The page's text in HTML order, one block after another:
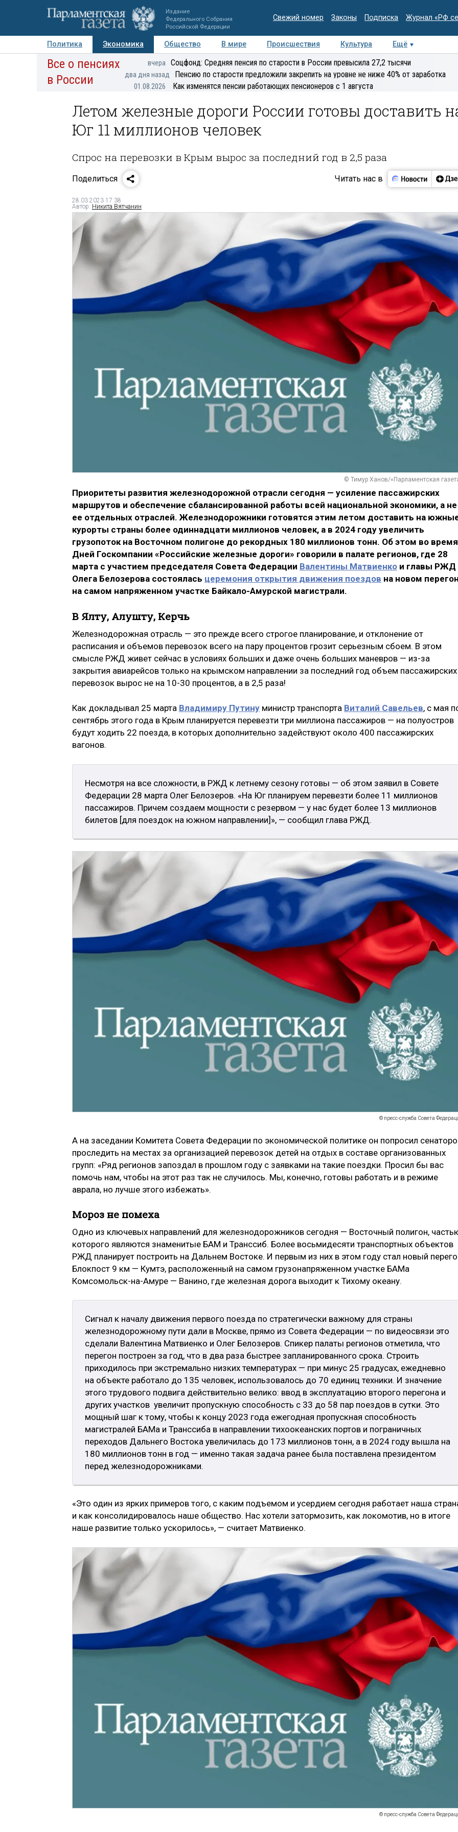
Издание
Федерального Собрания
Российской Федерации
Свежий номер Законы Подписка Журнал «РФ
Политика Экономика Общество В мире Происшествия Культура
Ещё
Авторы Персоны Мнения Регионы Медиацентр Интервью Колумнисты
Все о пенсиях
в России
вчера Соцфонд: Средняя пенсия по старости в России превысила 27,2 тысячи
два дня назад Пенсию по старости предложили закрепить на уровне не ниже 40% от заработка
01.08.2026 Как изменятся пенсии работающих пенсионеров с 1 августа
Летом железные дороги России готовы доставить
Юг 11 миллионов человек
Спрос на перевозки в Крым вырос за последний год в 2,5 раза
Поделиться Читать нас в
28.03.2023 17:38
Автор: Никита Вятчанин
© Тимур Ханов/«Парламентская
Приоритеты развития железнодорожной отрасли сегодня — усиление пассажирских
маршрутов и обеспечение сбалансированной работы всей национальной экономики, а не
ее отдельных отраслей. Железнодорожники готовятся этим летом доставить на
курорты страны более одиннадцати миллионов человек, а в 2024 году увеличить
грузопоток на Восточном полигоне до рекордных 180 миллионов тонн. Об этом во время
Дней Госкомпании «Российские железные дороги» говорили в палате регионов, где 28
марта с участием председателя Совета Федерации Валентины Матвиенко и главы РЖД
Олега Белозерова состоялась церемония открытия движения поездов на новом
на самом напряженном участке Байкало-Амурской магистрали.
В Ялту, Алушту, Керчь
Железнодорожная отрасль — это прежде всего строгое планирование, и отклонение от
расписания и объемов перевозок всего на пару процентов грозит серьезным сбоем. В этом
смысле РЖД живет сейчас в условиях больших и даже очень больших маневров — из-за
закрытия авиарейсов только на крымском направлении за последний год объем пассажирских
перевозок вырос не на 10-30 процентов, а в 2,5 раза!
Как докладывал 25 марта Владимиру Путину министр транспорта Виталий Савельев, с мая
сентябрь этого года в Крым планируется перевезти три миллиона пассажиров — на полуостров
будут ходить 22 поезда, в которых дополнительно задействуют около 400 пассажирских
вагонов.
Несмотря на все сложности, в РЖД к летнему сезону готовы — об этом заявил в Совете
Федерации 28 марта Олег Белозеров. «На Юг планируем перевезти более 11 миллионов
пассажиров. Причем создаем мощности с резервом — у нас будет более 13 миллионов
билетов [для поездок на южном направлении]», — сообщил глава РЖД.
© пресс-служба Совета
А на заседании Комитета Совета Федерации по экономической политике он попросил
проследить на местах за организацией перевозок детей на отдых в составе организованных
групп: «Ряд регионов запоздал в прошлом году с заявками на такие поездки. Просил бы вас
помочь нам, чтобы на этот раз так не случилось. Мы, конечно, готовы работать и в режиме
аврала, но лучше этого избежать».
Мороз не помеха
Одно из ключевых направлений для железнодорожников сегодня — Восточный полигон,
которого являются знаменитые БАМ и Транссиб. Более восьмидесяти транспортных объектов
РЖД планирует построить на Дальнем Востоке. И первым из них в этом году стал новый
Блокпост 9 км — Кумтэ, расположенный на самом грузонапряженном участке БАМа
Комсомольск-на-Амуре — Ванино, где железная дорога выходит к Тихому океану.
Сигнал к началу движения первого поезда по стратегически важному для страны
железнодорожному пути дали в Москве, прямо из Совета Федерации — по видеосвязи это
сделали Валентина Матвиенко и Олег Белозеров. Спикер палаты регионов отметила, что
перегон построен за год, что в два раза быстрее запланированного срока. Строить
приходилось при экстремально низких температурах — при минус 25 градусах, ежедневно
на объекте работало до 135 человек, использовалось до 70 единиц техники. И значение
этого трудового подвига действительно велико: ввод в эксплуатацию второго перегона и
других участков увеличит пропускную способность с 33 до 58 пар поездов в сутки. Это
мощный шаг к тому, чтобы к концу 2023 года ежегодная пропускная способность
магистралей БАМа и Транссиба в направлении тихоокеанских портов и пограничных
переходов Дальнего Востока увеличилась до 173 миллионов тонн, а в 2024 году вышла на
180 миллионов тонн в год — именно такая задача ранее была поставлена президентом
перед железнодорожниками.
«Это один из ярких примеров того, с каким подъемом и усердием сегодня работает наша
и как консолидировалось наше общество. Нас хотели затормозить, как локомотив, но в итоге
наше развитие только ускорилось», — считает Матвиенко.
© пресс-служба Совета